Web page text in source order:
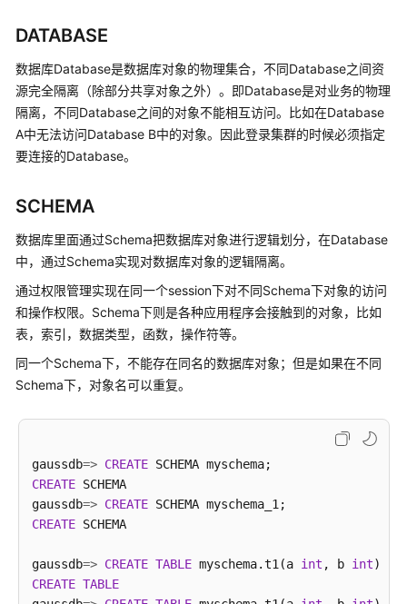
据
迁
移
与
同
开
发
指
SQL
语
法
具
指
南
参
考
DATABASE
数据库Database是数据库对象的物理集合，不同Database之间资
源完全隔离（除部分共享对象之外）。即Database是对业务的物理
隔离，不同Database之间的对象不能相互访问。比如在Database
A中无法访问Database B中的对象。因此登录集群的时候必须指定
要连接的Database。
SCHEMA
数据库里面通过Schema把数据库对象进行逻辑划分，在Database
中，通过Schema实现对数据库对象的逻辑隔离。
通过权限管理实现在同一个session下对不同Schema下对象的访问
和操作权限。Schema下则是各种应用程序会接触到的对象，比如
表，索引，数据类型，函数，操作符等。
同一个Schema下，不能存在同名的数据库对象；但是如果在不同
Schema下，对象名可以重复。
gaussdb=> CREATE
CREATE SCHEMA
gaussdb=> CREATE
CREATE SCHEMA
gaussdb=> CREATE TABLE myschema.t1(a int , b int)
CREATE TABLE